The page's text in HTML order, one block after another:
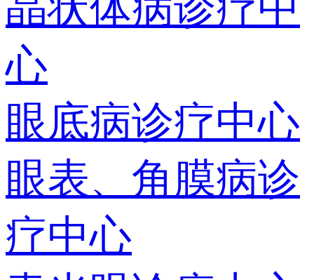
心
眼底病诊疗中心
眼表、角膜病诊
疗中心